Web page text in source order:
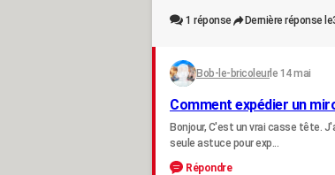
1 réponse Dernière réponse le
Bob-le-bricoleurle 14 mai
Comment expédier un
Bonjour, C'est un vrai casse tête.
seule astuce pour exp...
Répondre